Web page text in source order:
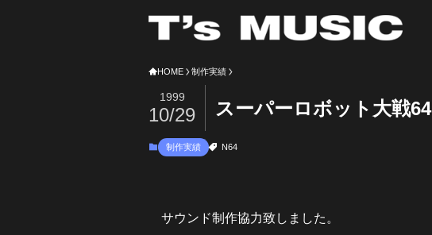
HOME 制作実績
スーパーロボット大戦64
1999
10/29
制作実績 N64
サウンド制作協力致しました。